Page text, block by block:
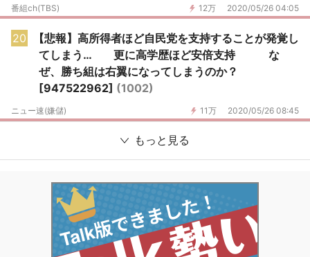
12万 2020/05/26 04:05
番組ch(TBS)
20
【悲報】高所得者ほど自民党を支持することが発覚し
てしまう… 更に高学歴ほど安倍支持 な
ぜ、勝ち組は右翼になってしまうのか？
[947522962] (1002)
11万 2020/05/26 08:45
ニュー速(嫌儲)
もっと見る